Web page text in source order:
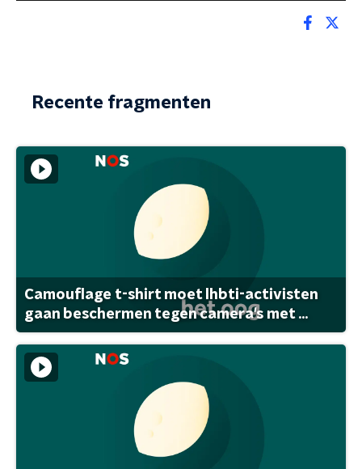
Recente fragmenten
Camouflage t-shirt moet lhbti-activisten
gaan beschermen tegen camera's met ...